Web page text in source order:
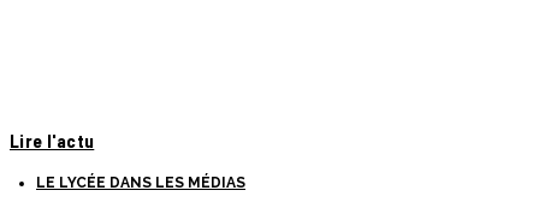
Lire l'actu
LE LYCÉE DANS LES MÉDIAS